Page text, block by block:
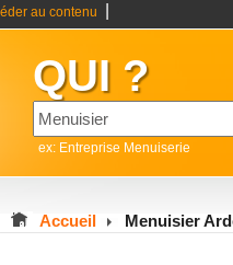
au contenu
QUI ?
ex: Entreprise Menuiserie
Accueil Menuisier